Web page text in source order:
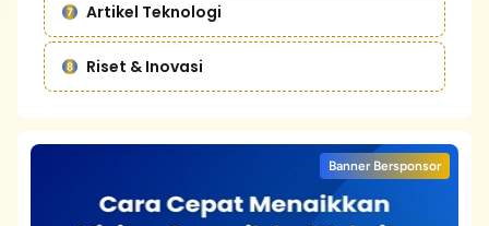
Artikel Teknologi
Riset & Inovasi
Banner Bersponsor